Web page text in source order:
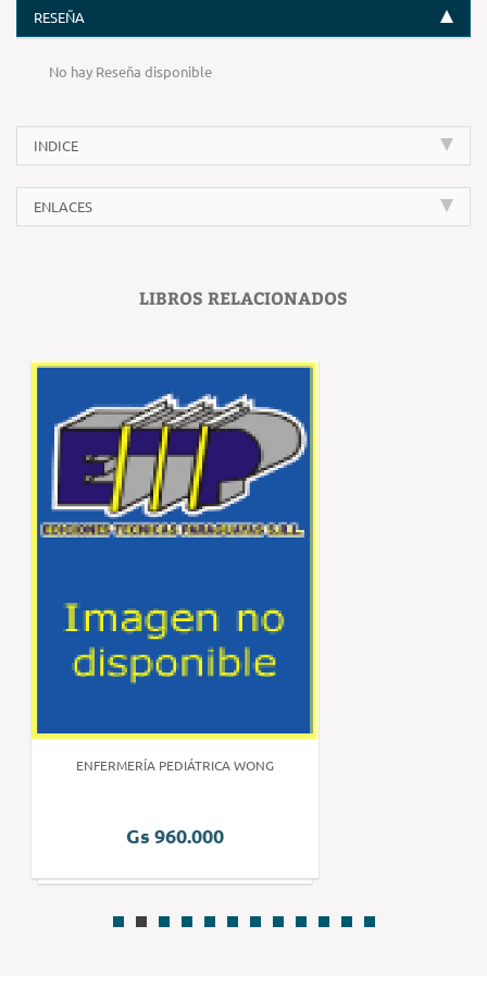
RESEÑA
No hay Reseña disponible
INDICE
ENLACES
LIBROS RELACIONADOS
ENFERMERÍA PEDIÁTRICA WONG
Gs 960.000